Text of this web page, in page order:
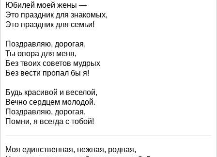
Юбилей моей жены —
Это праздник для знакомых,
Это праздник для семьи!
Поздравляю, дорогая,
Ты опора для меня,
Без твоих советов мудрых
Без вести пропал бы я!
Будь красивой и веселой,
Вечно сердцем молодой.
Поздравляю, дорогая,
Помни, я всегда с тобой!
Моя единственная, нежная, родная,